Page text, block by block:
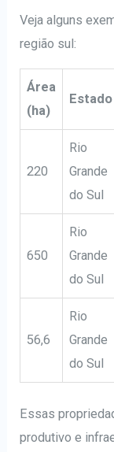
Veja alguns
região sul:
Área
(ha)
Estado
220
Rio
Grande
do Sul
650
Rio
Grande
do Sul
56,6
Rio
Grande
do Sul
Essas
produtivo e